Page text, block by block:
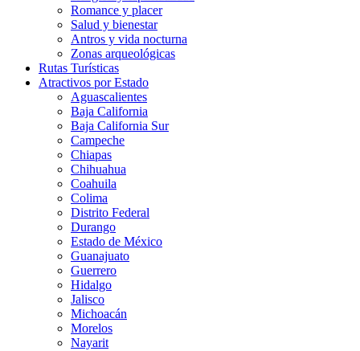
Romance y placer
Salud y bienestar
Antros y vida nocturna
Zonas arqueológicas
Rutas Turísticas
Atractivos por Estado
Aguascalientes
Baja California
Baja California Sur
Campeche
Chiapas
Chihuahua
Coahuila
Colima
Distrito Federal
Durango
Estado de México
Guanajuato
Guerrero
Hidalgo
Jalisco
Michoacán
Morelos
Nayarit